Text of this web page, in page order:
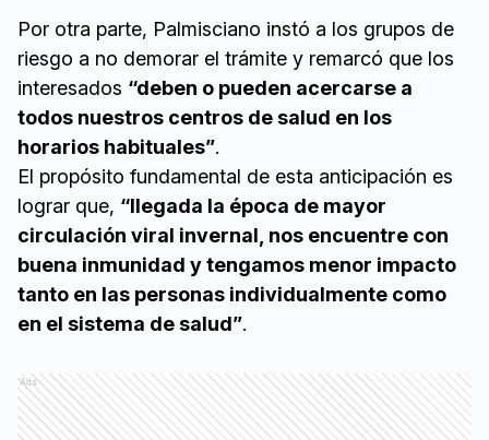
Por otra parte, Palmisciano instó a los grupos de
riesgo a no demorar el trámite y remarcó que los
interesados “deben o pueden acercarse a
todos nuestros centros de salud en los
horarios habituales”.
El propósito fundamental de esta anticipación es
lograr que, “llegada la época de mayor
circulación viral invernal, nos encuentre con
buena inmunidad y tengamos menor impacto
tanto en las personas individualmente como
en el sistema de salud”.
Ads